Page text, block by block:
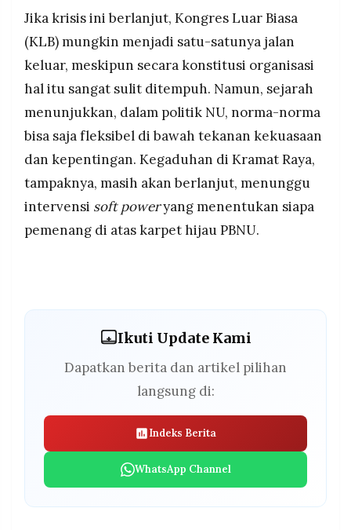
Jika krisis ini berlanjut, Kongres Luar Biasa
(KLB) mungkin menjadi satu-satunya jalan
keluar, meskipun secara konstitusi organisasi
hal itu sangat sulit ditempuh. Namun, sejarah
menunjukkan, dalam politik NU, norma-norma
bisa saja fleksibel di bawah tekanan kekuasaan
dan kepentingan. Kegaduhan di Kramat Raya,
tampaknya, masih akan berlanjut, menunggu
intervensi soft poweryang menentukan siapa
pemenang di atas karpet hijau PBNU.
Ikuti Update Kami
Dapatkan berita dan artikel pilihan
langsung di:
Indeks Berita
WhatsApp Channel